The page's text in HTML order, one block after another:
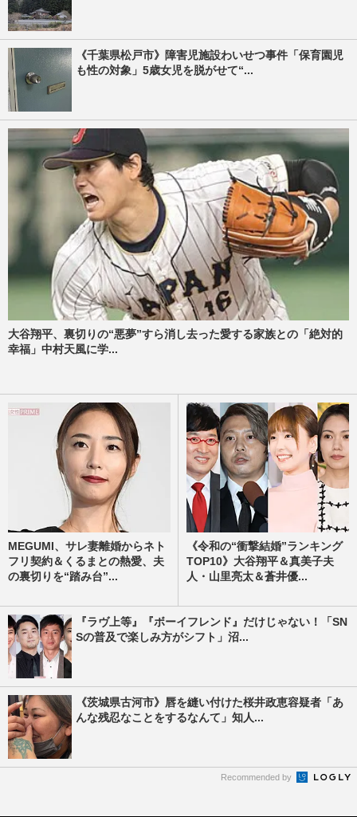
《千葉県松戸市》障害児施設わいせつ事件「保育園児
も性の対象」5歳女児を脱がせて“...
大谷翔平、裏切りの“悪夢”すら消し去った愛する家族との「絶対的
幸福」中村天風に学...
MEGUMI、サレ妻離婚からネト
フリ契約＆くるまとの熱愛、夫
の裏切りを“踏み台”...
《令和の“衝撃結婚”ランキング
TOP10》大谷翔平＆真美子夫
人・山里亮太＆蒼井優...
『ラヴ上等』『ボーイフレンド』だけじゃない！「SN
Sの普及で楽しみ方がシフト」沼...
《茨城県古河市》唇を縫い付けた桜井政恵容疑者「あ
んな残忍なことをするなんて」知人...
Recommended by